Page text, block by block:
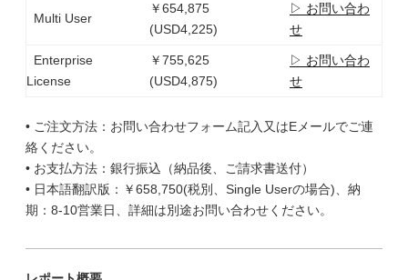
Multi User
￥654,875
(USD4,225)
▷ お問い合わ
せ
Enterprise
License
￥755,625
(USD4,875)
▷ お問い合わ
せ
• ご注文方法：お問い合わせフォーム記入又はEメールでご連
絡ください。
• お支払方法：銀行振込（納品後、ご請求書送付）
• 日本語翻訳版：￥658,750(税別、Single Userの場合)、納
期：8-10営業日、詳細は別途お問い合わせください。